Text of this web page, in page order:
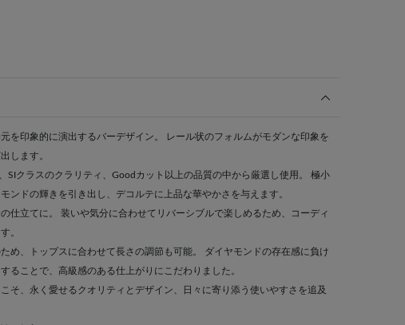
を印象的に演出するバーデザイン。 レール状のフォルムがモダンな印象を
します。
SIクラスのクラリティ、Goodカット以上の品質の中から厳選し使用。 極小
ンドの輝きを引き出し、デコルテに上品な華やかさを与えます。
仕立てに。 装いや気分に合わせてリバーシブルで楽しめるため、コーディ
。
め、トップスに合わせて長さの調節も可能。 ダイヤモンドの存在感に負け
ることで、高級感のある仕上がりにこだわりました。
そ、永く愛せるクオリティとデザイン、日々に寄り添う使いやすさを追及